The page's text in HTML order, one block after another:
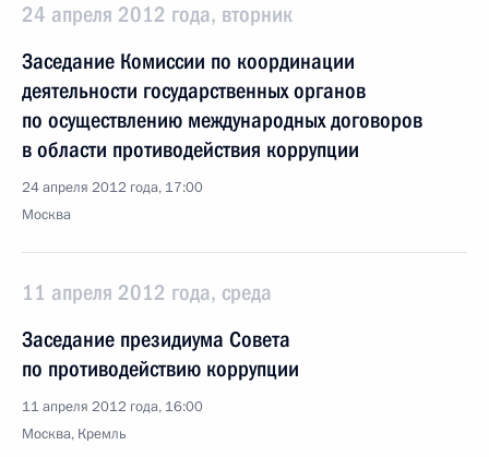
24 апреля 2012 года, вторник
Заседание Комиссии по координации
деятельности государственных органов
по осуществлению международных договоров
в области противодействия коррупции
24 апреля 2012 года, 17:00
Москва
11 апреля 2012 года, среда
Заседание президиума Совета
по противодействию коррупции
11 апреля 2012 года, 16:00
Москва, Кремль